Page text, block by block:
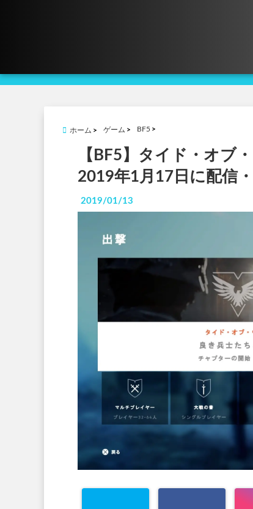
ホーム ゲーム BF5
【BF5】タイド・オブ
2019年1月17日に配信
2019/01/13